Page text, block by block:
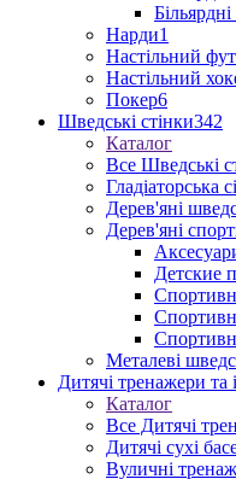
Нарди1
Настільний
Настільний
Покер6
Шведські стінки342
Каталог
Все Шведські
Гладіаторська
Дерев'яні
Дерев'яні
Детские
Металеві
Дитячі тренажери та
Каталог
Все Дитячі
Дитячі сухі
Вуличні